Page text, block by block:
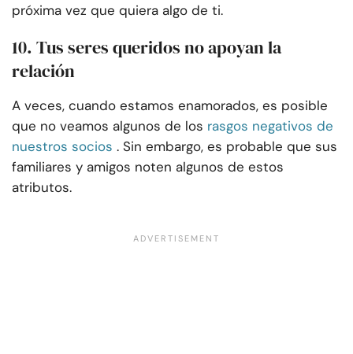
próxima vez que quiera algo de ti.
10. Tus seres queridos no apoyan la
relación
A veces, cuando estamos enamorados, es posible
que no veamos algunos de los rasgos negativos de
nuestros socios . Sin embargo, es probable que sus
familiares y amigos noten algunos de estos
atributos.